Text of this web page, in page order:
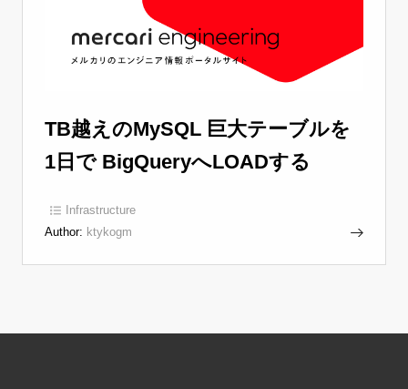
TB越えのMySQL 巨大テーブルを
1日で BigQueryへLOADする
Infrastructure
Author: ktykogm